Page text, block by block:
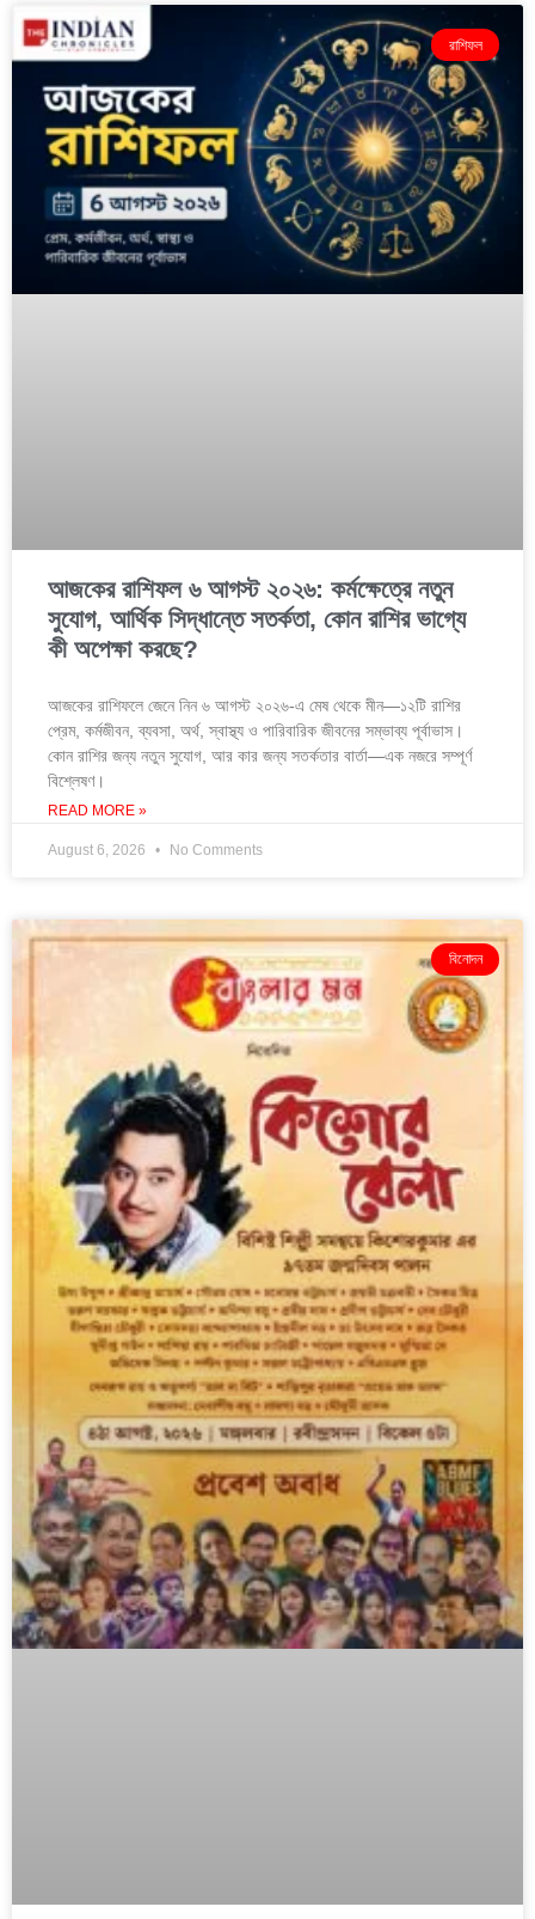
রাশিফল
আজকের রাশিফল ৬ আগস্ট ২০২৬: কর্মক্ষেত্রে নতুন
সুযোগ, আর্থিক সিদ্ধান্তে সতর্কতা, কোন রাশির ভাগ্যে
কী অপেক্ষা করছে?
আজকের রাশিফলে জেনে নিন ৬ আগস্ট ২০২৬-এ মেষ থেকে মীন—১২টি রাশির
প্রেম, কর্মজীবন, ব্যবসা, অর্থ, স্বাস্থ্য ও পারিবারিক জীবনের সম্ভাব্য পূর্বাভাস।
কোন রাশির জন্য নতুন সুযোগ, আর কার জন্য সতর্কতার বার্তা—এক নজরে সম্পূর্ণ
বিশ্লেষণ।
READ MORE »
August 6, 2026 No Comments
বিনোদন